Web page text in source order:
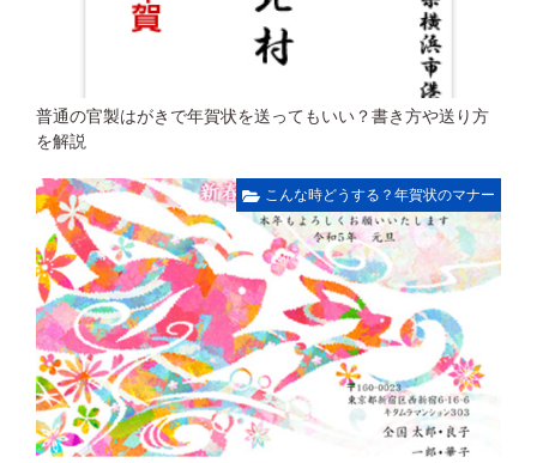
普通の官製はがきで年賀状を送ってもいい？書き方や送り方
を解説
こんな時どうする？年賀状のマナー